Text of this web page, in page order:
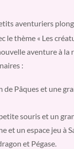
aventuriers
le thème « Les
aventure à la
:
de Pâques et une
souris et un
et un espace jeu à
et Pégase.